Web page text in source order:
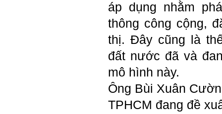
áp dụng nhằm
thông công cộng,
thị. Đây cũng là
đất nước đã và
mô hình này.
Ông Bùi Xuân
TPHCM đang đề